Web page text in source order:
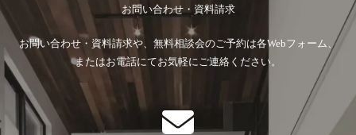
お問い合わせ・資料請求
お問い合わせ・資料請求や、無料相談会のご予約は各Webフォーム、
またはお電話にてお気軽にご連絡ください。